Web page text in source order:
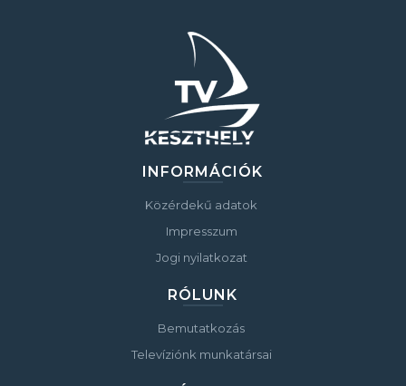
INFORMÁCIÓK
Közérdekű adatok
Impresszum
Jogi nyilatkozat
RÓLUNK
Bemutatkozás
Televíziónk munkatársai